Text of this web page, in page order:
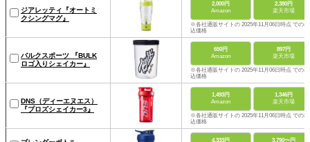
ジアレッティ『オートミ
クシングマグ』
2,000円
Amazon
2,380円
楽天市場
※各社通販サイトの 2025年11月06日時点 での税
込価格
バルクスポーツ 『BULK
ロゴ入りシェイカー』
650円
Amazon
897円
楽天市場
※各社通販サイトの 2025年11月06日時点 での税
込価格
DNS（ディーエヌエス）
『プロズシェイカー3』
1,493円
Amazon
1,346円
楽天市場
※各社通販サイトの 2025年11月06日時点 での税
込価格
4,333円
3,790〜円